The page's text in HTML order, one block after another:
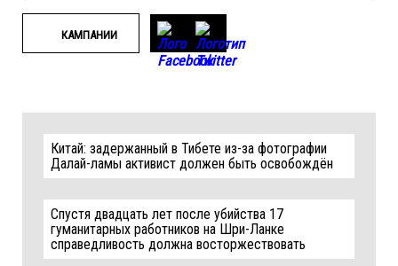
КАМПАНИИ
Китай: задержанный в Тибете из-за фотографии
Далай-ламы активист должен быть освобождён
Спустя двадцать лет после убийства 17
гуманитарных работников на Шри-Ланке
справедливость должна восторжествовать